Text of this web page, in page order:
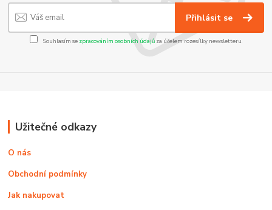
Přihlásit se
Souhlasím se zpracováním osobních údajůza účelem rozesílky newsletteru.
Užitečné odkazy
O nás
Obchodní podmínky
Jak nakupovat